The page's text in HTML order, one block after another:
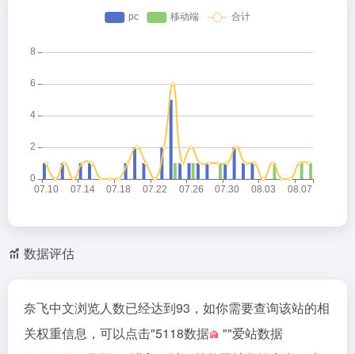
b
o
数据评估
奈飞中文浏览人数已经达到93，如你需要查询该站的相
关权重信息，可以点击"5118数据 ""爱站数据